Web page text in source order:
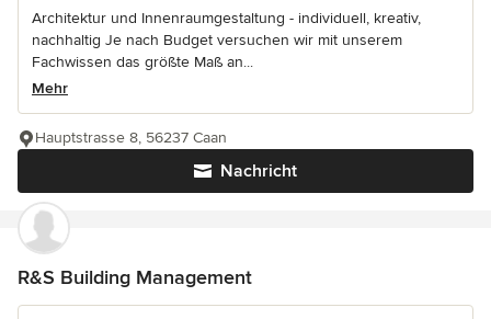
Architektur und Innenraumgestaltung - individuell, kreativ,
nachhaltig Je nach Budget versuchen wir mit unserem
Fachwissen das größte Maß an...
Mehr
Nachricht
Hauptstrasse 8, 56237 Caan
R&S Building Management